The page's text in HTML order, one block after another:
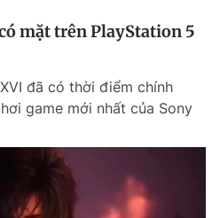
- BTTTT cấp ngày 24.3.2020
Báo Thanh Niên. Cấm sao chép
sự chấp thuận bằng văn bản.
JSC.
mặt trên PlayStation 5
đã có thời điểm chính
game mới nhất của Sony